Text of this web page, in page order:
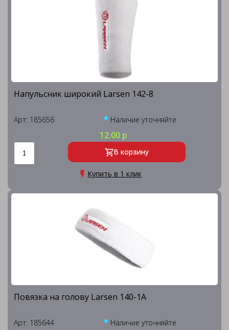
Напульсник широкий Larsen 142-8
Арт: 185656 Наличие уточняйте
12.00 р
В корзину
Купить в 1 клик
Повязка на голову Larsen 140-1А
Арт: 185644 Наличие уточняйте